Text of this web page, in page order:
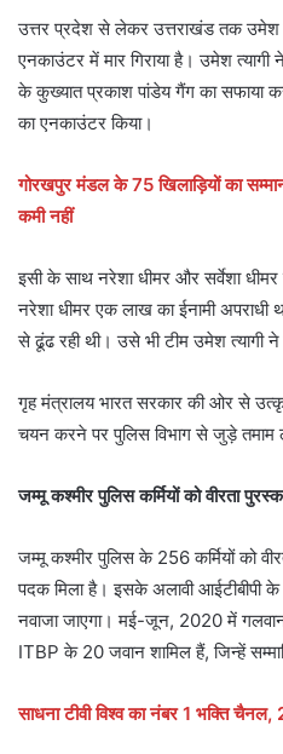
उत्तर प्रदेश से लेकर उत्तराखंड तक उमेश
एनकाउंटर में मार गिराया है। उमेश त्यागी
के कुख्यात प्रकाश पांडेय गैंग का सफाया
का एनकाउंटर किया।
गोरखपुर मंडल के 75 खिलाड़ि‍यों का
कमी नहीं
इसी के साथ नरेशा धीमर और सर्वेशा धीमर
नरेशा धीमर एक लाख का ईनामी अपराधी
से ढूंढ रही थी। उसे भी टीम उमेश त्यागी ने
गृह मंत्रालय भारत सरकार की ओर से
चयन करने पर पुलिस विभाग से जुड़े तमाम
जम्मू कश्मीर पुलिस कर्मियों को वीरता
जम्मू कश्मीर पुलिस के 256 कर्मियों को
पदक मिला है। इसके अलावी आईटीबीपी
नवाजा जाएगा। मई-जून, 2020 में
ITBP के 20 जवान शामिल हैं, जिन्हें
साधना टीवी विश्व का नंबर 1 भक्ति